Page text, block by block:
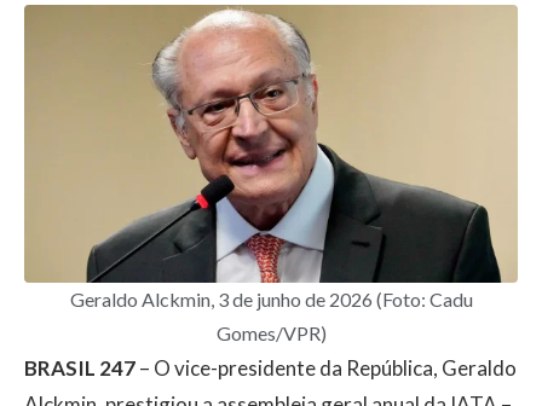
Geraldo Alckmin, 3 de junho de 2026 (Foto: Cadu
Gomes/VPR)
BRASIL 247– O vice-presidente da República, Geraldo